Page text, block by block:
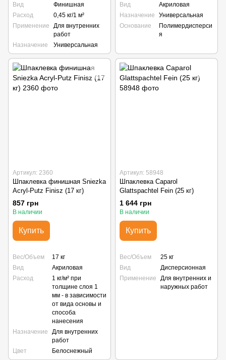
Вид
Финишная
Расход
0,45 кг/1 м²
Применение
Для внутренних
работ
Назначение
Универсальная
Вид
Акриловая
Назначение
Универсальная
Основание
Полимердисперси
я
Артикул: 2360
Шпаклевка финишная Sniezka
Acryl-Putz Finisz (17 кг)
857 грн
В наличии
Купить
Вес/Объем
17 кг
Вид
Акриловая
Расход
1 кг/м² при
толщине слоя 1
мм - в зависимости
от вида основы и
способа
нанесения
Назначение
Для внутренних
работ
Цвет
Белоснежный
Артикул: 58948
Шпаклевка Caparol
Glattspachtel Fein (25 кг)
1 644 грн
В наличии
Купить
Вес/Объем
25 кг
Вид
Дисперсионная
Применение
Для внутренних и
наружных работ